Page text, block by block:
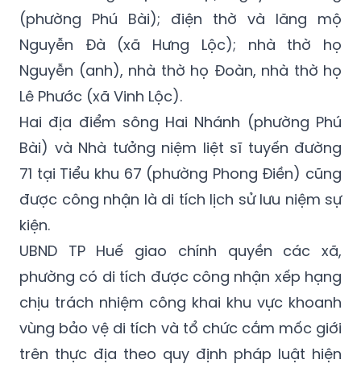
Nguyễn Đình Huy (phường Phong Thái); điện
thờ và lăng mộ Lê Trại, Nguyễn Đương
(phường Phú Bài); điện thờ và lăng mộ
Nguyễn Đà (xã Hưng Lộc); nhà thờ họ
Nguyễn (anh), nhà thờ họ Đoàn, nhà thờ họ
Lê Phước (xã Vinh Lộc).
Hai địa điểm sông Hai Nhánh (phường Phú
Bài) và Nhà tưởng niệm liệt sĩ tuyến đường
71 tại Tiểu khu 67 (phường Phong Điền) cũng
được công nhận là di tích lịch sử lưu niệm sự
kiện.
UBND TP Huế giao chính quyền các xã,
phường có di tích được công nhận xếp hạng
chịu trách nhiệm công khai khu vực khoanh